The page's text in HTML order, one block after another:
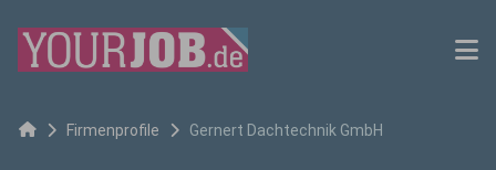
Firmenprofile Gernert Dachtechnik GmbH